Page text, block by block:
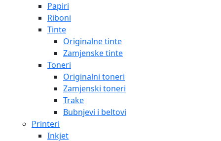
Papiri
Riboni
Tinte
Originalne tinte
Zamjenske tinte
Toneri
Originalni toneri
Zamjenski toneri
Trake
Bubnjevi i beltovi
Printeri
Inkjet